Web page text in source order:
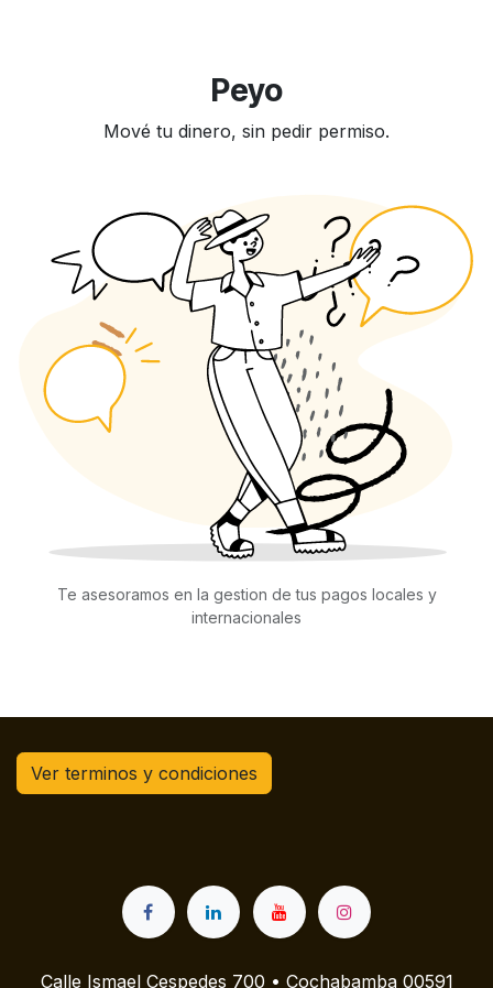
Peyo
Mové tu dinero, sin pedir permiso.
Te asesoramos en la gestion de tus pagos locales y
internacionales
Ver terminos y condiciones
Calle Ismael Cespedes 700 • Cochabamba 00591